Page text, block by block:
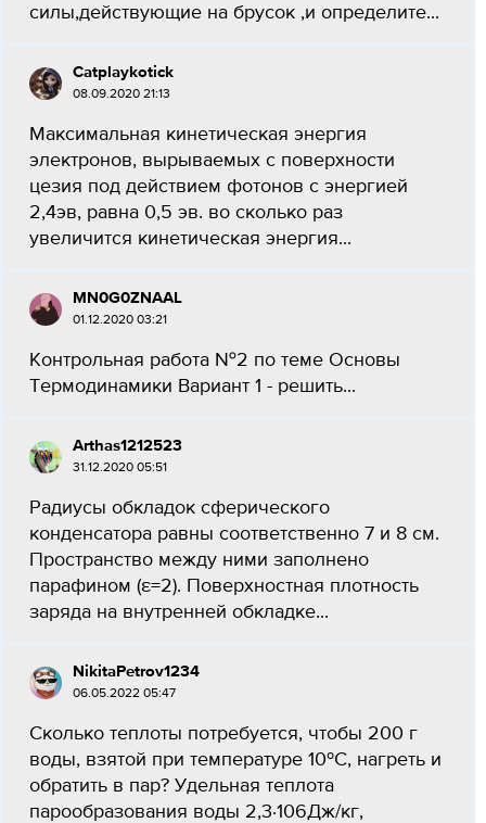
силы,действующие на брусок ,и определите...
Catplaykotick
08.09.2020 21:13
Максимальная кинетическая энергия
электронов, вырываемых с поверхности
цезия под действием фотонов с энергией
2,4эв, равна 0,5 эв. во сколько раз
увеличится кинетическая энергия...
MN0G0ZNAAL
01.12.2020 03:21
Контрольная работа №2 по теме Основы
Термодинамики Вариант 1 - решить...
Arthas1212523
31.12.2020 05:51
Радиусы обкладок сферического
конденсатора равны соответственно 7 и 8 см.
Пространство между ними заполнено
парафином (ε=2). Поверхностная плотность
заряда на внутренней обкладке...
NikitaPetrov1234
06.05.2022 05:47
Сколько теплоты потребуется, чтобы 200 г
воды, взятой при температуре 10ºС, нагреть и
обратить в пар? Удельная теплота
парообразования воды 2,3∙106Дж/кг,